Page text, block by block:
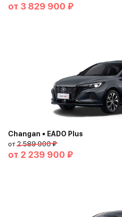
от 3 829 900 ₽
Changan • EADO Plus
от2 589 900 ₽
от 2 239 900 ₽